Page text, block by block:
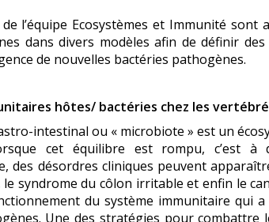
de l’équipe Ecosystèmes et Immunité
dans divers modèles afin de définir
de nouvelles bactéries pathogènes.
hôtes/ bactéries chez les
intestinal ou « microbiote » est un
cet équilibre est rompu, c’est
des désordres cliniques peuvent
le syndrome du côlon irritable et enfin le
du système immunitaire qui
Une des stratégies pour